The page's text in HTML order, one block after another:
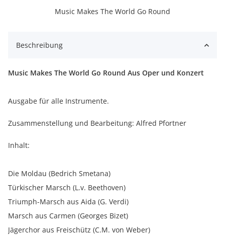
Music Makes The World Go Round
Beschreibung
Music Makes The World Go Round Aus Oper und Konzert
Ausgabe für alle Instrumente.
Zusammenstellung und Bearbeitung: Alfred Pfortner
Inhalt:
Die Moldau (Bedrich Smetana)
Türkischer Marsch (L.v. Beethoven)
Triumph-Marsch aus Aida (G. Verdi)
Marsch aus Carmen (Georges Bizet)
Jägerchor aus Freischütz (C.M. von Weber)